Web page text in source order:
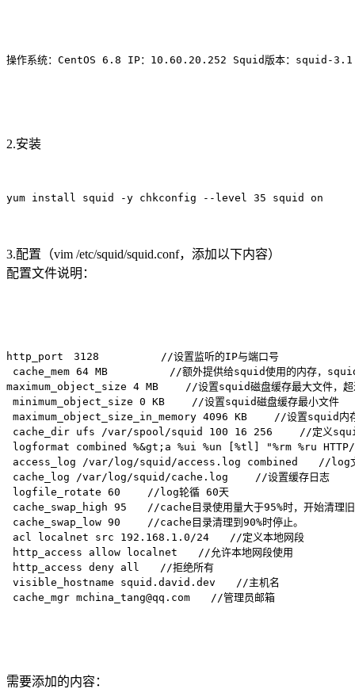
操作系统：CentOS 6.8 IP：10.60.20.252 Squid版本：squid-
2.安装
yum install squid -y chkconfig --level 35 squid on
3.配置（vim /etc/squid/squid.conf，添加以下内容）
配置文件说明：
http_port　3128　　　　　　//设置监听的IP与端口号
cache_mem 64 MB　　　　　　//额外提供给squid使用的内存，
maximum_object_size 4 MB 　　//设置squid磁盘缓存最大文件，超
minimum_object_size 0 KB 　　//设置squid磁盘缓存最小文件
maximum_object_size_in_memory 4096 KB 　　//设置squid内存
cache_dir ufs /var/spool/squid 100 16 256 　　//定义squid的
logformat combined %&gt;a %ui %un [%tl] "%rm %ru
access_log /var/log/squid/access.log combined　　//log文件
cache_log /var/log/squid/cache.log 　　//设置缓存日志
logfile_rotate 60　　 //log轮循 60天
cache_swap_high 95　　//cache目录使用量大于95%时，开始清理
cache_swap_low 90　　 //cache目录清理到90%时停止。
acl localnet src 192.168.1.0/24　　//定义本地网段
http_access allow localnet　　//允许本地网段使用
http_access deny all　　//拒绝所有
visible_hostname squid.david.dev　　//主机名
cache_mgr mchina_tang@qq.com //管理员邮箱
需要添加的内容：